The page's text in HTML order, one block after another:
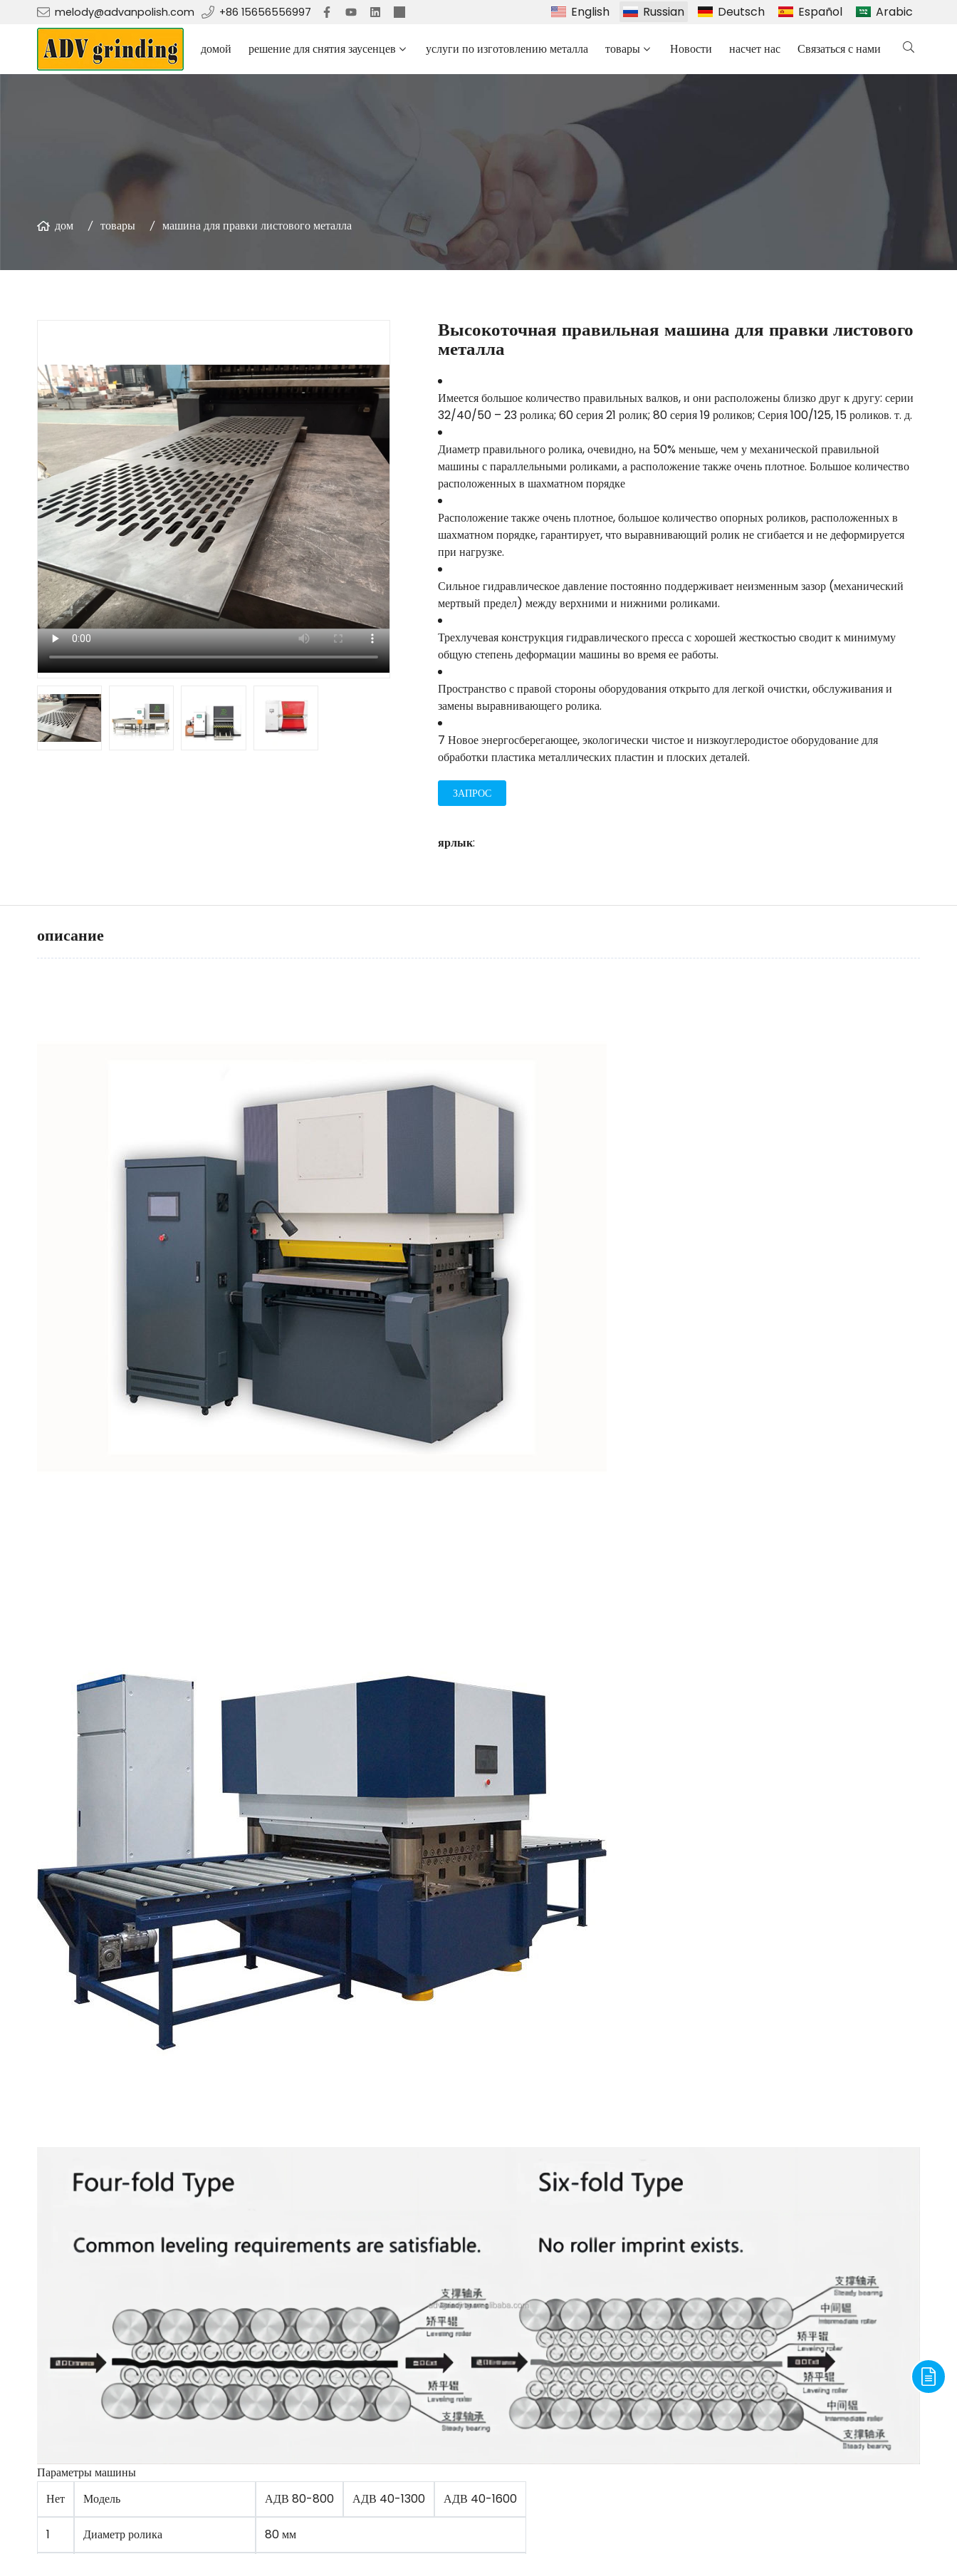
melody@advanpolish.com +86 15656556997 English Russian Deutsch Español Arabic
домой решение для снятия заусенцев услуги по изготовлению металла товары Новости насчет нас Связаться с нами
дом товары машина для правки листового металла
Высокоточная правильная машина для правки листового
металла
Имеется большое количество правильных валков, и они расположены близко друг к другу: серии
32/40/50 – 23 ролика; 60 серия 21 ролик; 80 серия 19 роликов; Серия 100/125, 15 роликов. т. д.
Диаметр правильного ролика, очевидно, на 50% меньше, чем у механической правильной
машины с параллельными роликами, а расположение также очень плотное. Большое количество
расположенных в шахматном порядке
Расположение также очень плотное, большое количество опорных роликов, расположенных в
шахматном порядке, гарантирует, что выравнивающий ролик не сгибается и не деформируется
при нагрузке.
Сильное гидравлическое давление постоянно поддерживает неизменным зазор (механический
мертвый предел) между верхними и нижними роликами.
Трехлучевая конструкция гидравлического пресса с хорошей жесткостью сводит к минимуму
общую степень деформации машины во время ее работы.
Пространство с правой стороны оборудования открыто для легкой очистки, обслуживания и
замены выравнивающего ролика.
7 Новое энергосберегающее, экологически чистое и низкоуглеродистое оборудование для
обработки пластика металлических пластин и плоских деталей.
ЗАПРОС
ярлык:
описание
Параметры машины
Нет
Модель АДВ 80-800 АДВ 40-1300 АДВ 40-1600
1 Диаметр ролика 80 мм